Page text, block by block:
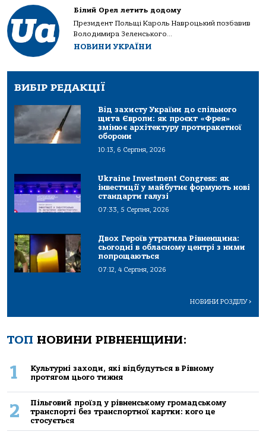
Білий Орел летить додому
Президент Польщі Кароль Навроцький позбавив
Володимира Зеленського...
НОВИНИ УКРАЇНИ
ВИБІР РЕДАКЦІЇ
Від захисту України до спільного
щита Європи: як проєкт «Фрея»
змінює архітектуру протиракетної
оборони
10:13, 6 Серпня, 2026
Ukraine Investment Congress: як
інвестиції у майбутнє формують нові
стандарти галузі
07:33, 5 Серпня, 2026
Двох Героїв утратила Рівненщина:
сьогодні в обласному центрі з ними
попрощаються
07:12, 4 Серпня, 2026
НОВИНИ РОЗДІЛУ>
ТОП НОВИНИ РІВНЕНЩИНИ:
1
Культурні заходи, які відбудуться в Рівному
протягом цього тижня
2
Пільговий проїзд у рівненському громадському
транспорті без транспортної картки: кого це
стосується